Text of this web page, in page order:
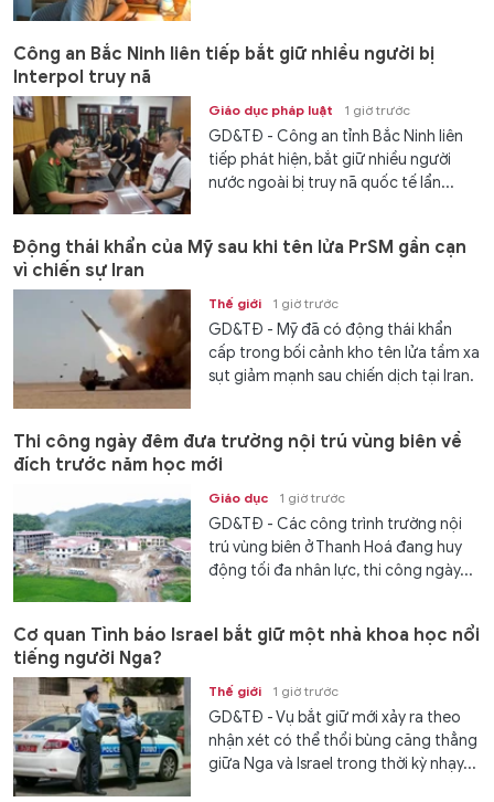
Công an Bắc Ninh liên tiếp bắt giữ nhiều người bị
Interpol truy nã
Giáo dục pháp luật 1 giờ trước
GD&TĐ - Công an tỉnh Bắc Ninh liên
tiếp phát hiện, bắt giữ nhiều người
nước ngoài bị truy nã quốc tế lẩn...
Động thái khẩn của Mỹ sau khi tên lửa PrSM gần cạn
vì chiến sự Iran
Thế giới 1 giờ trước
GD&TĐ - Mỹ đã có động thái khẩn
cấp trong bối cảnh kho tên lửa tầm xa
sụt giảm mạnh sau chiến dịch tại Iran.
Thi công ngày đêm đưa trường nội trú vùng biên về
đích trước năm học mới
Giáo dục 1 giờ trước
GD&TĐ - Các công trình trường nội
trú vùng biên ở Thanh Hoá đang huy
động tối đa nhân lực, thi công ngày...
Cơ quan Tình báo Israel bắt giữ một nhà khoa học nổi
tiếng người Nga?
Thế giới 1 giờ trước
GD&TĐ - Vụ bắt giữ mới xảy ra theo
nhận xét có thể thổi bùng căng thẳng
giữa Nga và Israel trong thời kỳ nhạy...